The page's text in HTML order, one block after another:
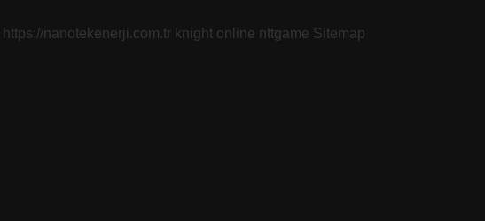
https://nanotekenerji.com.tr knight online nttgame Sitemap